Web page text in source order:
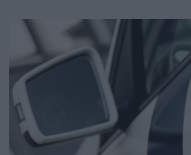
Hos Melsen Fonden,
i Nordjylland, har man
projektet. Med en
foreningen nu
naturlegeplads i